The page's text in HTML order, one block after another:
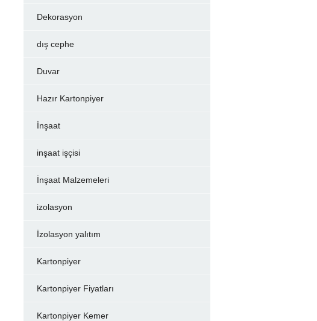
Dekorasyon
dış cephe
Duvar
Hazır Kartonpiyer
İnşaat
inşaat işçisi
İnşaat Malzemeleri
izolasyon
İzolasyon yalıtım
Kartonpiyer
Kartonpiyer Fiyatları
Kartonpiyer Kemer